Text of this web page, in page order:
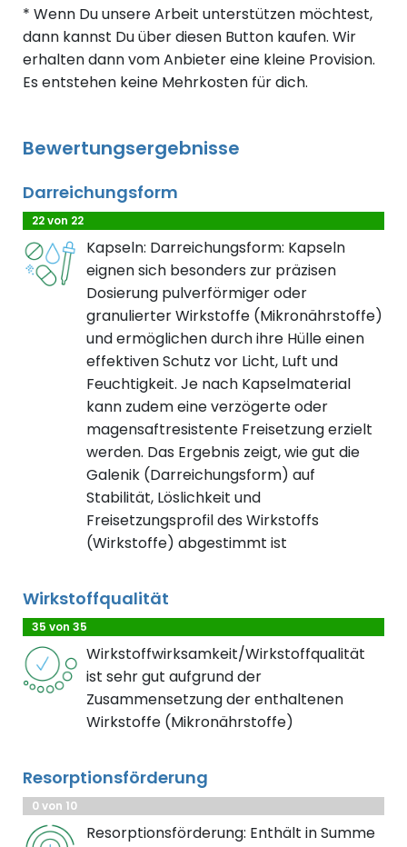
* Wenn Du unsere Arbeit unterstützen möchtest,
dann kannst Du über diesen Button kaufen. Wir
erhalten dann vom Anbieter eine kleine Provision.
Es entstehen keine Mehrkosten für dich.
Bewertungsergebnisse
Darreichungsform
22 von 22
Kapseln: Darreichungsform: Kapseln
eignen sich besonders zur präzisen
Dosierung pulverförmiger oder
granulierter Wirkstoffe (Mikronährstoffe)
und ermöglichen durch ihre Hülle einen
effektiven Schutz vor Licht, Luft und
Feuchtigkeit. Je nach Kapselmaterial
kann zudem eine verzögerte oder
magensaftresistente Freisetzung erzielt
werden. Das Ergebnis zeigt, wie gut die
Galenik (Darreichungsform) auf
Stabilität, Löslichkeit und
Freisetzungsprofil des Wirkstoffs
(Wirkstoffe) abgestimmt ist
Wirkstoffqualität
35 von 35
Wirkstoffwirksamkeit/Wirkstoffqualität
ist sehr gut aufgrund der
Zusammensetzung der enthaltenen
Wirkstoffe (Mikronährstoffe)
Resorptionsförderung
0 von 10
Resorptionsförderung: Enthält in Summe